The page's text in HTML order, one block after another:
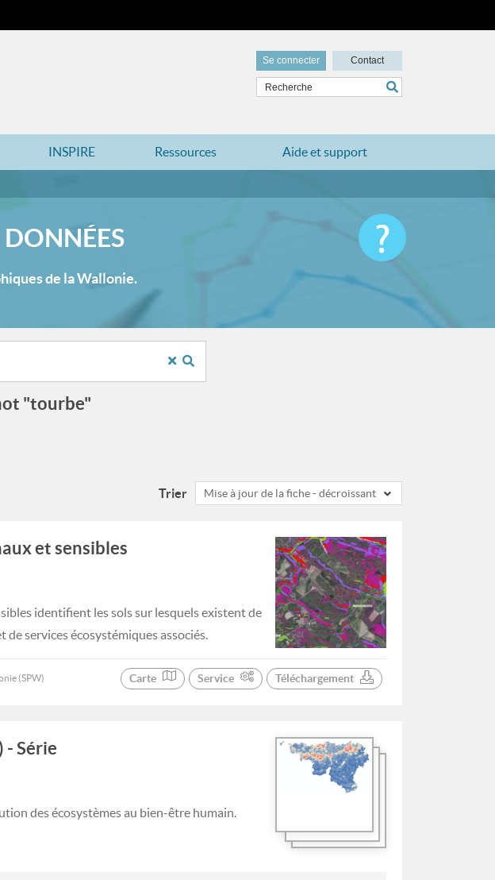
Se connecter Contact
INSPIRE Ressources Aide et support
de la Wallonie.
"tourbe"
Trier Mise à jour de la fiche - décroissant
et sensibles
identifient les sols sur lesquels existent de
services écosystémiques associés.
(SPW) Carte Service Téléchargement
- Série
des écosystèmes au bien-être humain.